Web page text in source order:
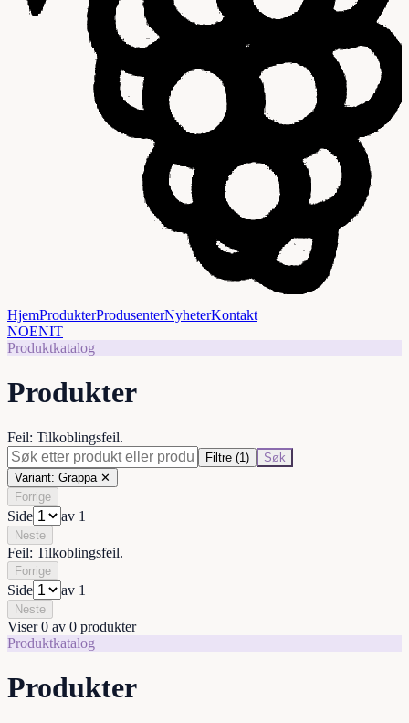
HjemProdukterProdusenterNyheterKontakt
NOENIT
Produktkatalog
Produkter
Feil: Tilkoblingsfeil.
Filtre (1)
Søk
Variant: Grappa ✕
Forrige
Side av 1
Neste
Feil: Tilkoblingsfeil.
Forrige
Side av 1
Neste
Viser 0 av 0 produkter
Produktkatalog
Produkter